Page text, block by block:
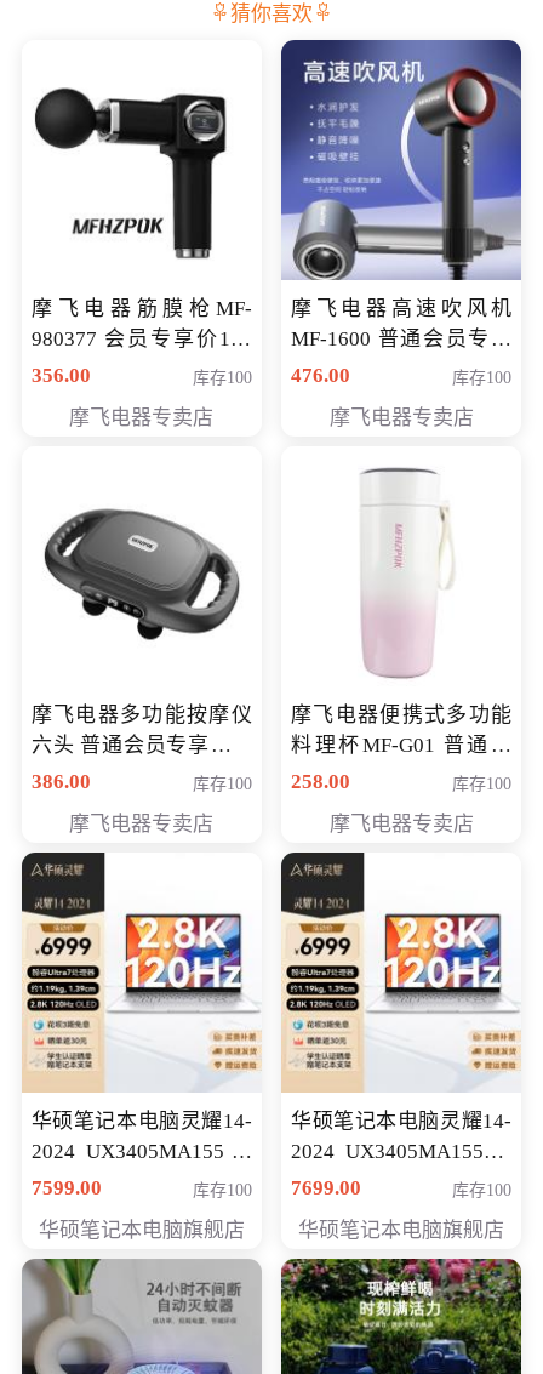
猜你喜欢
摩飞电器筋膜枪MF-
980377 会员专享价199
元
356.00 库存100
摩飞电器专卖店
摩飞电器高速吹风机
MF-1600 普通会员专享
价298元
476.00 库存100
摩飞电器专卖店
摩飞电器多功能按摩仪
六头 普通会员专享价格
199元
386.00 库存100
摩飞电器专卖店
摩飞电器便携式多功能
料理杯MF-G01 普通会
员专享价格118元
258.00 库存100
摩飞电器专卖店
华硕笔记本电脑灵耀14-
2024 UX3405MA155冰
川银 oled 智慧轻薄本 会
7599.00 库存100
华硕笔记本电脑旗舰店
华硕笔记本电脑灵耀14-
2024 UX3405MA155夜
空蓝 oled 智慧轻薄本 会
7699.00 库存100
华硕笔记本电脑旗舰店